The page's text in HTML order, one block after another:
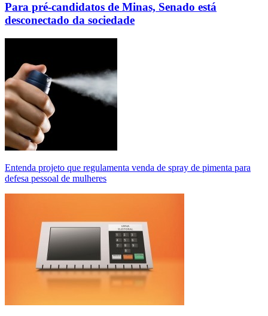
Para pré-candidatos de Minas, Senado está
desconectado da sociedade
Entenda projeto que regulamenta venda de spray de pimenta para
defesa pessoal de mulheres